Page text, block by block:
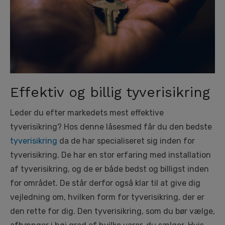
Effektiv og billig tyverisikring
Leder du efter markedets mest effektive
tyverisikring? Hos denne låsesmed får du den bedste
tyverisikring da de har specialiseret sig inden for
tyverisikring. De har en stor erfaring med installation
af tyverisikring, og de er både bedst og billigst inden
for området. De står derfor også klar til at give dig
vejledning om, hvilken form for tyverisikring, der er
den rette for dig. Den tyverisikring, som du bør vælge,